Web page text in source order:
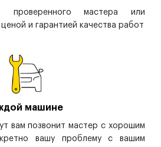
проверенного мастера или
и гарантией качества работ
машине
вам позвонит мастер с хорошим
вашу проблему с вашим